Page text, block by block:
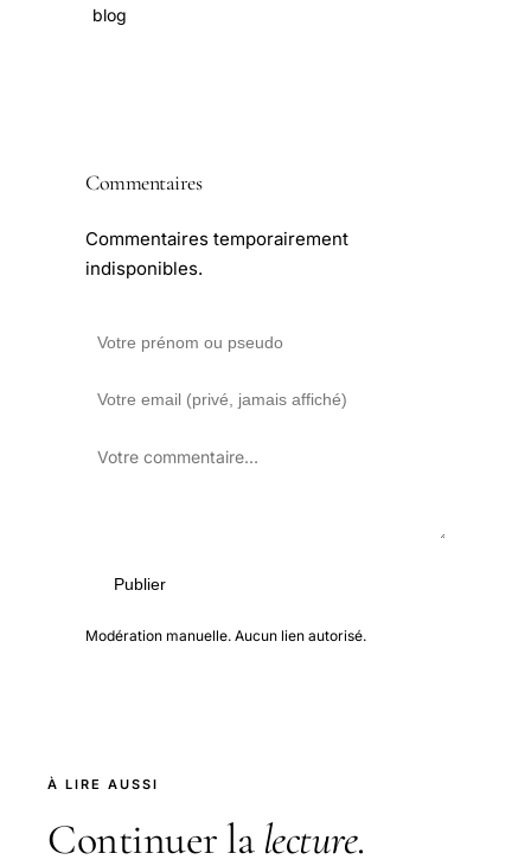
blog
Commentaires
Commentaires temporairement
indisponibles.
Publier
Modération manuelle. Aucun lien autorisé.
À LIRE AUSSI
Continuer la lecture.